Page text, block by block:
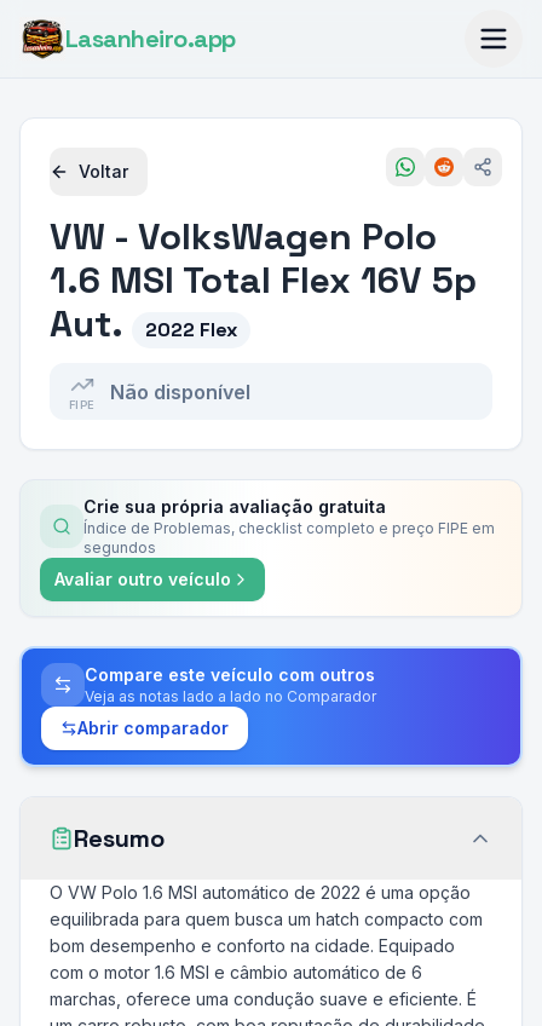
Lasanheiro.app
Voltar
VW - VolksWagen Polo
1.6 MSI Total Flex 16V 5p
Aut.
2022 Flex
FIPE
Não disponível
Crie sua própria avaliação gratuita
Índice de Problemas, checklist completo e preço FIPE em
segundos
Avaliar outro veículo
Compare este veículo com outros
Veja as notas lado a lado no Comparador
Abrir comparador
Resumo
O VW Polo 1.6 MSI automático de 2022 é uma opção
equilibrada para quem busca um hatch compacto com
bom desempenho e conforto na cidade. Equipado
com o motor 1.6 MSI e câmbio automático de 6
marchas, oferece uma condução suave e eficiente. É